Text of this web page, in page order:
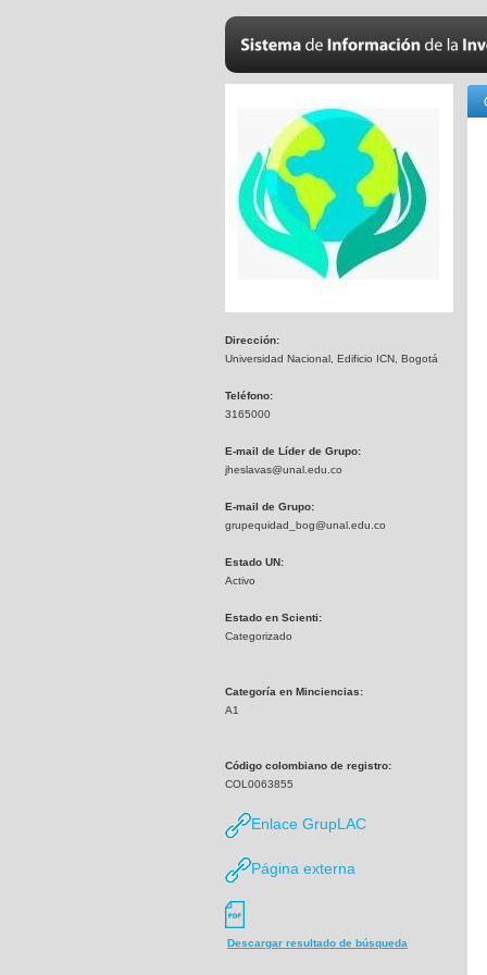
Dirección:
Universidad Nacional, Edificio ICN, Bogotá
Teléfono:
3165000
E-mail de Líder de Grupo:
jheslavas@unal.edu.co
E-mail de Grupo:
grupequidad_bog@unal.edu.co
Estado UN:
Activo
Estado en Scienti:
Categorizado
Categoría en Minciencias:
A1
Código colombiano de registro:
COL0063855
Enlace GrupLAC
Página externa
Descargar resultado de búsqueda